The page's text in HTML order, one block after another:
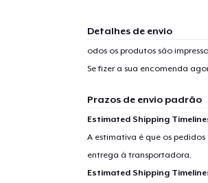
Detalhes de envio
odos os produtos são
Se fizer a sua encomenda
Prazos de envio padrão
Estimated Shipping
A estimativa é que os
entrega à transportadora.
Estimated Shipping